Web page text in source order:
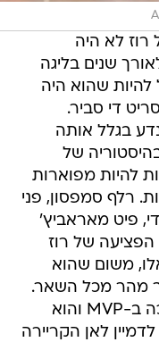
רוז לא היה
שנים בליגה
להיות שהוא היה
די סביר.
בגלל אותה
של
להיות מפוארות
רלף סמפסון, פני
פיט מאראביץ'
הפציעה של רוז
משום שהוא
מהר מכל השאר.
הוא היחיד מבין הרשימה הזו שזכה ב-MVP והוא
מאוד לדמיין לאן הקריירה